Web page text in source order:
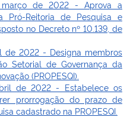
de 2022 - Aprova a
Pró-Reitoria de Pesquisa e
no Decreto nº 10.139, de
de 2022 - Designa membros
Setorial de Governança da
(PROPESQI).
de 2022 - Estabelece os
prorrogação do prazo de
cadastrado na PROPESQI.